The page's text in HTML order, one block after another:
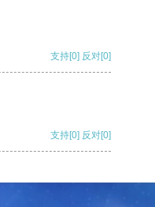
支持[0] 反对[0]
支持[0] 反对[0]